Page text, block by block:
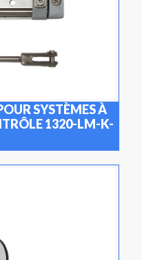
SYSTÈMES À
1320-LM-K-